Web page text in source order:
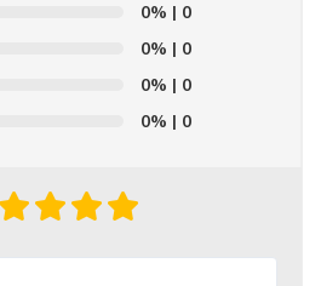
0% | 0
0% | 0
0% | 0
0% | 0